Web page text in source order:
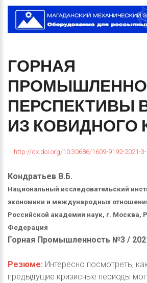
ГОРНАЯ
ПЕРСПЕКТИВЫ
ИЗ КОВИДНОГО
http://dx.doi.org/10.30686/1609-9192-2021-
Кондратьев В.Б.
Национальный исследовательский
экономики и международных
Российской академии наук, г. Москва,
Федерация
Горная Промышленность №3 /
Резюме: Интересно посмотреть,
предыдущие кризисные периоды